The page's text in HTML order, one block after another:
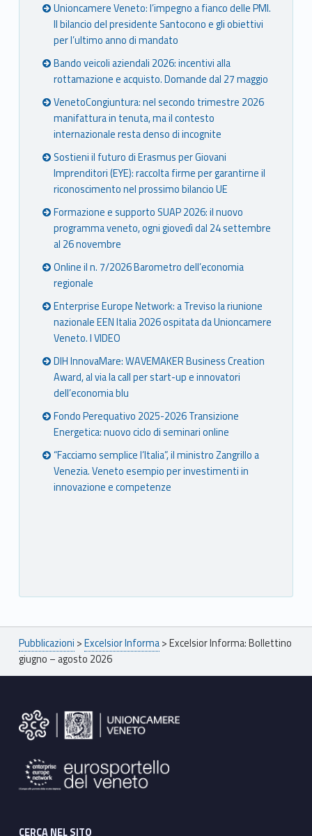
Unioncamere Veneto: l’impegno a fianco delle PMI.
Il bilancio del presidente Santocono e gli obiettivi
per l’ultimo anno di mandato
Bando veicoli aziendali 2026: incentivi alla
rottamazione e acquisto. Domande dal 27 maggio
VenetoCongiuntura: nel secondo trimestre 2026
manifattura in tenuta, ma il contesto
internazionale resta denso di incognite
Sostieni il futuro di Erasmus per Giovani
Imprenditori (EYE): raccolta firme per garantirne il
riconoscimento nel prossimo bilancio UE
Formazione e supporto SUAP 2026: il nuovo
programma veneto, ogni giovedì dal 24 settembre
al 26 novembre
Online il n. 7/2026 Barometro dell’economia
regionale
Enterprise Europe Network: a Treviso la riunione
nazionale EEN Italia 2026 ospitata da Unioncamere
Veneto. I VIDEO
DIH InnovaMare: WAVEMAKER Business Creation
Award, al via la call per start-up e innovatori
dell’economia blu
Fondo Perequativo 2025-2026 Transizione
Energetica: nuovo ciclo di seminari online
“Facciamo semplice l’Italia”, il ministro Zangrillo a
Venezia. Veneto esempio per investimenti in
innovazione e competenze
Breadcrumbs navigation
Pubblicazioni >Excelsior Informa>Excelsior Informa: Bollettino
giugno – agosto 2026
CERCA NEL SITO